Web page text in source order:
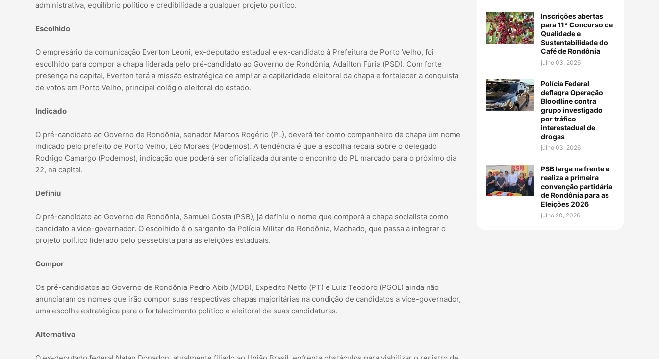
administrativa, equilíbrio político e credibilidade a qualquer projeto político.
Escolhido
O empresário da comunicação Everton Leoni, ex-deputado estadual e ex-candidato à Prefeitura de Porto Velho, foi
escolhido para compor a chapa liderada pelo pré-candidato ao Governo de Rondônia, Adailton Fúria (PSD). Com forte
presença na capital, Everton terá a missão estratégica de ampliar a capilaridade eleitoral da chapa e fortalecer a conquista
de votos em Porto Velho, principal colégio eleitoral do estado.
Indicado
O pré-candidato ao Governo de Rondônia, senador Marcos Rogério (PL), deverá ter como companheiro de chapa um nome
indicado pelo prefeito de Porto Velho, Léo Moraes (Podemos). A tendência é que a escolha recaia sobre o delegado
Rodrigo Camargo (Podemos), indicação que poderá ser oficializada durante o encontro do PL marcado para o próximo dia
22, na capital.
Definiu
O pré-candidato ao Governo de Rondônia, Samuel Costa (PSB), já definiu o nome que comporá a chapa socialista como
candidato a vice-governador. O escolhido é o sargento da Polícia Militar de Rondônia, Machado, que passa a integrar o
projeto político liderado pelo pessebista para as eleições estaduais.
Compor
Os pré-candidatos ao Governo de Rondônia Pedro Abib (MDB), Expedito Netto (PT) e Luiz Teodoro (PSOL) ainda não
anunciaram os nomes que irão compor suas respectivas chapas majoritárias na condição de candidatos a vice-governador,
uma escolha estratégica para o fortalecimento político e eleitoral de suas candidaturas.
Alternativa
Inscrições abertas
para 11º Concurso de
Qualidade e
Sustentabilidade do
Café de Rondônia
julho 03, 2026
Polícia Federal
deflagra Operação
Bloodline contra
grupo investigado
por tráfico
interestadual de
drogas
julho 03, 2026
PSB larga na frente e
realiza a primeira
convenção partidária
de Rondônia para as
Eleições 2026
julho 20, 2026